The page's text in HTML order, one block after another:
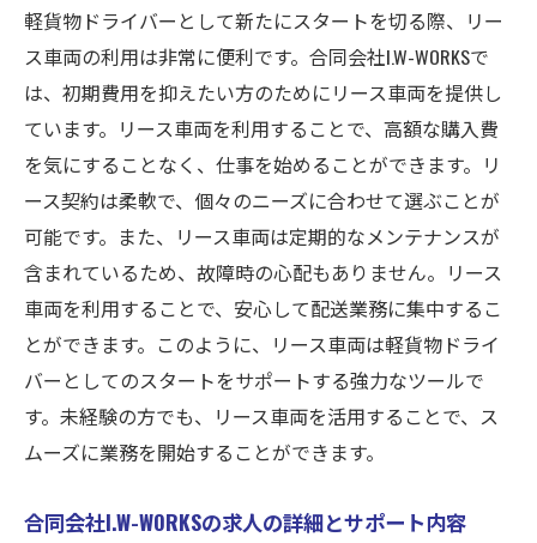
軽貨物ドライバーとして新たにスタートを切る際、リー
ス車両の利用は非常に便利です。合同会社I.W-WORKSで
は、初期費用を抑えたい方のためにリース車両を提供し
ています。リース車両を利用することで、高額な購入費
を気にすることなく、仕事を始めることができます。リ
ース契約は柔軟で、個々のニーズに合わせて選ぶことが
可能です。また、リース車両は定期的なメンテナンスが
含まれているため、故障時の心配もありません。リース
車両を利用することで、安心して配送業務に集中するこ
とができます。このように、リース車両は軽貨物ドライ
バーとしてのスタートをサポートする強力なツールで
す。未経験の方でも、リース車両を活用することで、ス
ムーズに業務を開始することができます。
合同会社I.W-WORKSの求人の詳細とサポート内容